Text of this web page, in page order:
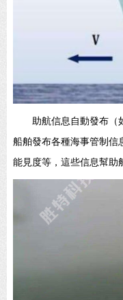
助航信息自動發布（
船舶發布各種海事管制信
能見度等，這些信息幫助